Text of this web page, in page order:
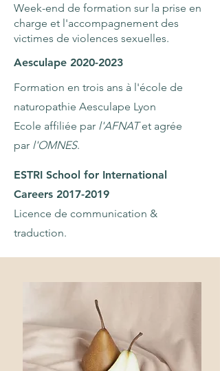
Week-end de formation sur la prise en
charge et l'accompagnement des
victimes de violences sexuelles.
Aesculape 2020-2023
Formation en trois ans à l'école de
naturopathie Aesculape Lyon
Ecole affiliée par l'AFNATet agrée
par l'OMNES.
ESTRI School for International
Careers 2017-2019
Licence de communication &
traduction.